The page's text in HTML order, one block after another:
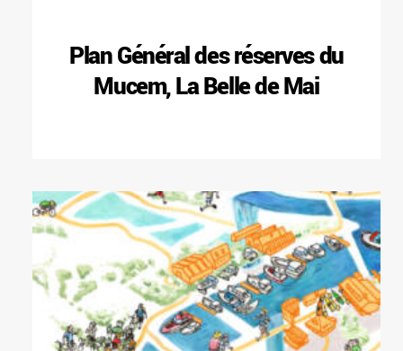
Plan Général des réserves du
Mucem, La Belle de Mai